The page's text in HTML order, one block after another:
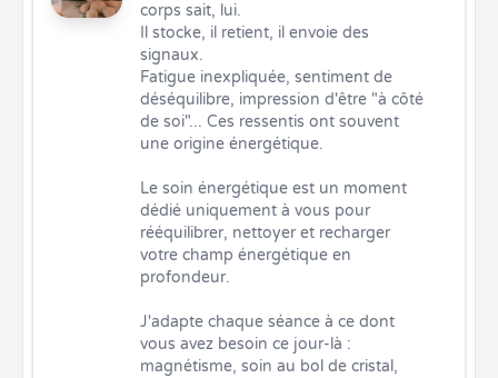
corps sait, lui.
Il stocke, il retient, il envoie des
signaux.
Fatigue inexpliquée, sentiment de
déséquilibre, impression d'être "à côté
de soi"... Ces ressentis ont souvent
une origine énergétique.
Le soin énergétique est un moment
dédié uniquement à vous pour
rééquilibrer, nettoyer et recharger
votre champ énergétique en
profondeur.
J'adapte chaque séance à ce dont
vous avez besoin ce jour-là :
magnétisme, soin au bol de cristal,